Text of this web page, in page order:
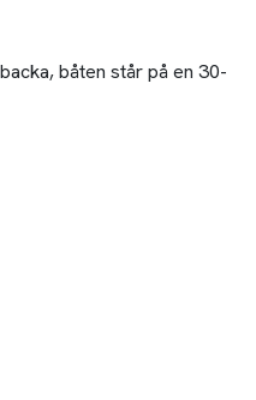
båten står på en 30-